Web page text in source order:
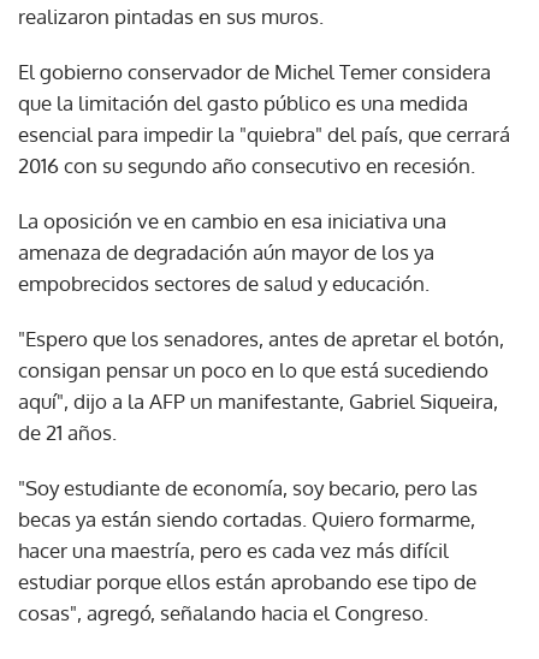
realizaron pintadas en sus muros.
El gobierno conservador de Michel Temer considera
que la limitación del gasto público es una medida
esencial para impedir la "quiebra" del país, que cerrará
2016 con su segundo año consecutivo en recesión.
La oposición ve en cambio en esa iniciativa una
amenaza de degradación aún mayor de los ya
empobrecidos sectores de salud y educación.
"Espero que los senadores, antes de apretar el botón,
consigan pensar un poco en lo que está sucediendo
aquí", dijo a la AFP un manifestante, Gabriel Siqueira,
de 21 años.
"Soy estudiante de economía, soy becario, pero las
becas ya están siendo cortadas. Quiero formarme,
hacer una maestría, pero es cada vez más difícil
estudiar porque ellos están aprobando ese tipo de
cosas", agregó, señalando hacia el Congreso.